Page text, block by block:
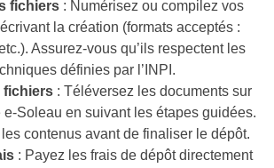
fichiers : Numérisez ou compilez vos
la création (formats acceptés :
Assurez-vous qu’ils respectent les
définies par l’INPI.
fichiers : Téléversez les documents sur
e-Soleau en suivant les étapes guidées.
contenus avant de finaliser le dépôt.
: Payez les frais de dépôt directement